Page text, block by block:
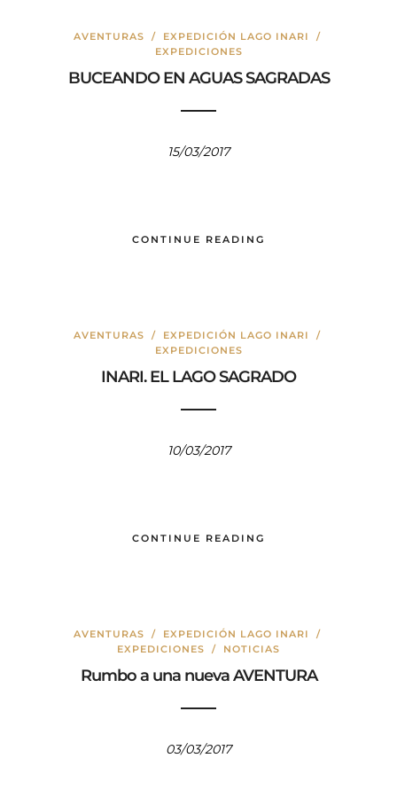
AVENTURAS / EXPEDICIÓN LAGO INARI
/
EXPEDICIONES
BUCEANDO EN AGUAS SAGRADAS
15/03/2017
CONTINUE READING
AVENTURAS / EXPEDICIÓN LAGO INARI
/
EXPEDICIONES
INARI. EL LAGO SAGRADO
10/03/2017
CONTINUE READING
AVENTURAS / EXPEDICIÓN LAGO INARI
/
EXPEDICIONES / NOTICIAS
Rumbo a una nueva AVENTURA
03/03/2017